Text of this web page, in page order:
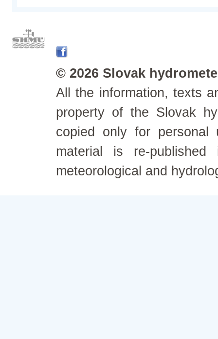
© 2026 Slovak
All the information, texts
property of the Slovak
copied only for personal
material is re-
meteorological and